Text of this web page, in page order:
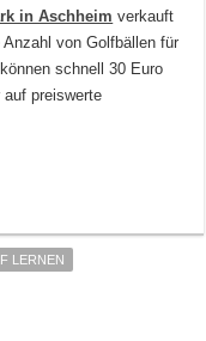
in Aschheim verkauft
von Golfbällen für
schnell 30 Euro
auf preiswerte
LERNEN